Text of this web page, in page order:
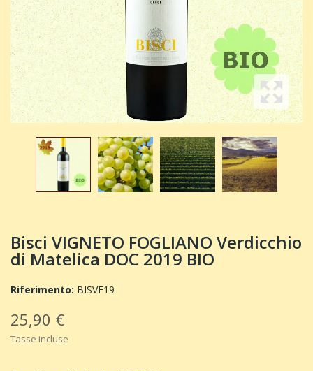
Bisci VIGNETO FOGLIANO Verdicchio
di Matelica DOC 2019 BIO
Riferimento: BISVF19
25,90 €
Tasse incluse